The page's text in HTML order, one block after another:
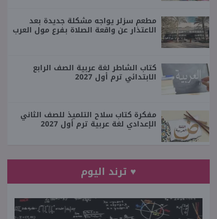
مطعم سزلر يواجه مشكلة جديدة بعد
الاعتذار عن واقعة الصلاة بفرع مول العرب
كتاب الشاطر لغة عربية الصف الرابع
الابتدائي ترم أول 2027
مفكرة كتاب سلاح التلميذ للصف الثاني
الإعدادي لغة عربية ترم أول 2027
♥ ترند اليوم